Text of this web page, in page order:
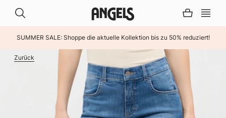
SUMMER SALE: Shoppe die aktuelle Kollektion bis zu 50% reduziert!
Zurück